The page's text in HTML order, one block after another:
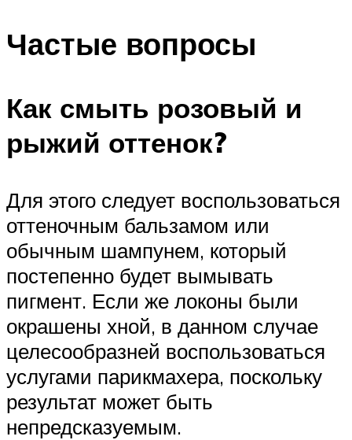
Частые вопросы
Как смыть розовый и
рыжий оттенок?
Для этого следует воспользоваться
оттеночным бальзамом или
обычным шампунем, который
постепенно будет вымывать
пигмент. Если же локоны были
окрашены хной, в данном случае
целесообразней воспользоваться
услугами парикмахера, поскольку
результат может быть
непредсказуемым.